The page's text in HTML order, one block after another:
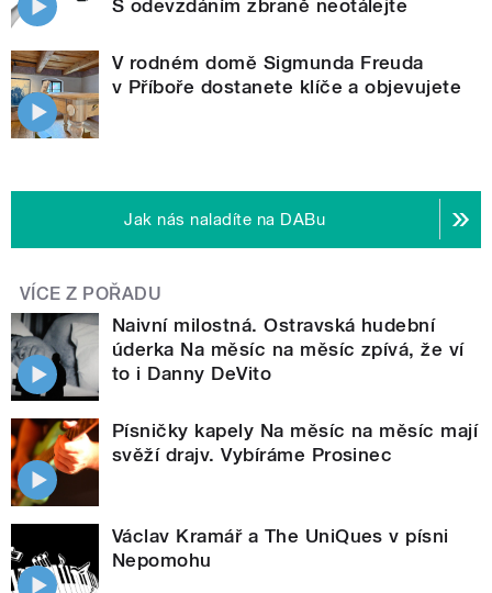
S odevzdáním zbraně neotálejte
V rodném domě Sigmunda Freuda
v Příboře dostanete klíče a objevujete
Jak nás naladíte na DABu
VÍCE Z POŘADU
Naivní milostná. Ostravská hudební
úderka Na měsíc na měsíc zpívá, že ví
to i Danny DeVito
Písničky kapely Na měsíc na měsíc mají
svěží drajv. Vybíráme Prosinec
Václav Kramář a The UniQues v písni
Nepomohu